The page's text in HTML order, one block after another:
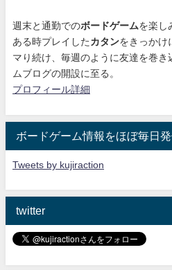
週末と通勤でのボードゲームを楽し
ある時プレイした カタンをきっかけ
マり続け 、毎週のように友達を巻
ムブログの開設に至る。
プロフィール詳細
ボードゲーム情報をほぼ毎日発
Tweets by kujiraction
twitter